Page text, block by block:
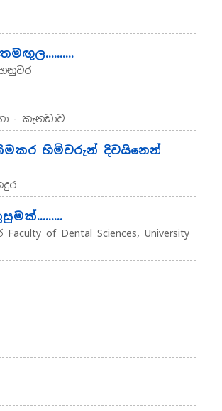
- කැනඩාව
හිමිවරුන් දිවයිනෙන්
of Dental Sciences, University